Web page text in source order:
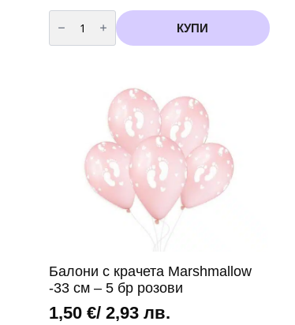
количество
за
Чинии
Пепа
вариант
КУПИ
Балони с крачета Marshmallow
-33 см – 5 бр розови
1,50 €/ 2,93 лв.